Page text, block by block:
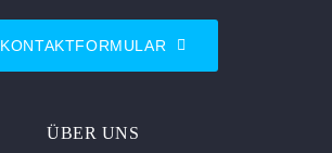
KONTAKTFORMULAR
ÜBER UNS